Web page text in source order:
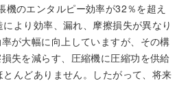
のエンタルピー効率が32％を超え
より効率、漏れ、摩擦損失が異なり
が大幅に向上していますが、その構
失を減らす、圧縮機に圧縮功を供給
んどありません。したがって、将来